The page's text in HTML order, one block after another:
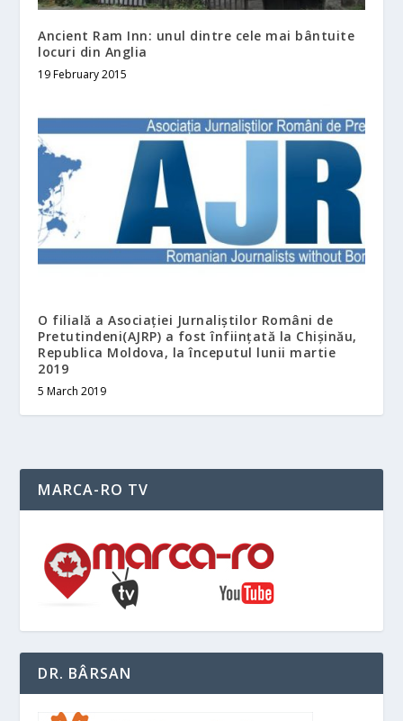
Ancient Ram Inn: unul dintre cele mai bântuite
locuri din Anglia
19 February 2015
O filială a Asociației Jurnaliștilor Români de
Pretutindeni(AJRP) a fost înființată la Chișinău,
Republica Moldova, la începutul lunii martie
2019
5 March 2019
MARCA-RO TV
DR. BÂRSAN